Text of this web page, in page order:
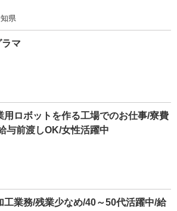
県
マ
用ロボットを作る工場でのお仕事/寮費
与前渡しOK/女性活躍中
工業務/残業少なめ/40～50代活躍中/給